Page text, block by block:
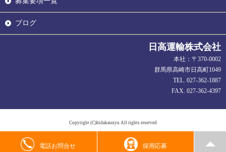
ブログ
日高運輸株式会社
本社：〒370-0002
群馬県高崎市日高町1049
TEL. 027-362-1887
FAX. 027-362-4397
Copyright (C)hidakaunyu All rights reserved
電話お問合せ 採用応募